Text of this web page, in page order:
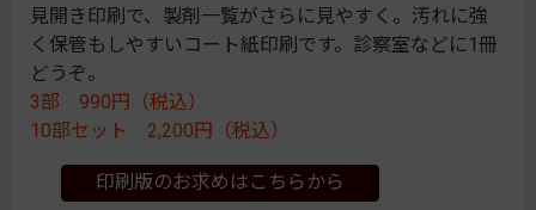
見開き印刷で、製剤一覧がさらに見やすく。汚れに強
く保管もしやすいコート紙印刷です。診察室などに1冊
どうぞ。
3部 990円（税込）
10部セット 2,200円（税込）
印刷版のお求めはこちらから